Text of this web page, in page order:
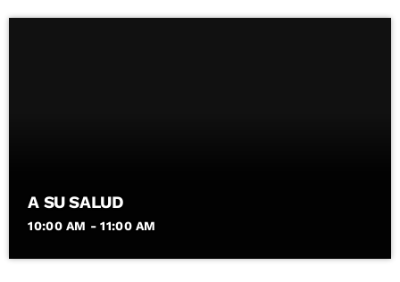
A SU SALUD
10:00 AM - 11:00 AM